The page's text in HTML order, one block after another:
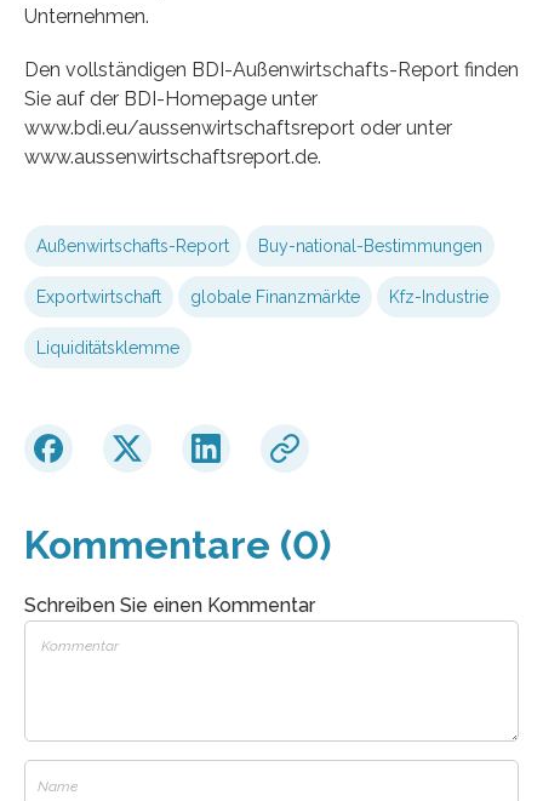
Unternehmen.
Den vollständigen BDI-Außenwirtschafts-Report finden
Sie auf der BDI-Homepage unter
www.bdi.eu/aussenwirtschaftsreport oder unter
www.aussenwirtschaftsreport.de.
Außenwirtschafts-Report Buy-national-Bestimmungen
Exportwirtschaft globale Finanzmärkte Kfz-Industrie
Liquiditätsklemme
Kommentare (0)
Schreiben Sie einen Kommentar